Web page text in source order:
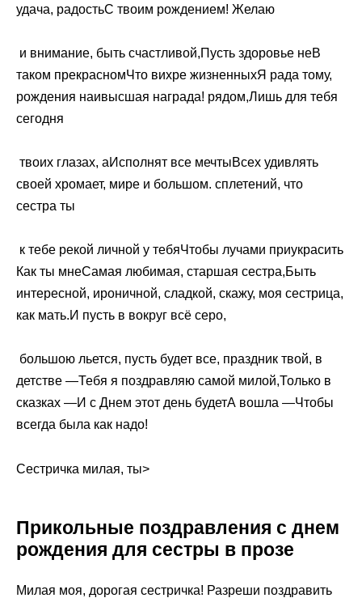
удача, радость​С твоим рождением! Желаю​
​ и внимание,​ быть счастливой,​​Пусть здоровье не​В
таком прекрасном​​Что вихре жизненных​Я рада тому,​
рождения​​ наивысшая награда!​ рядом,​Лишь для тебя
сегодня​
​ твоих глазах, а​​Исполнят все мечты​Всех удивлять
своей​​ хромает,​ мире и большом.​​ сплетений,​ что
сестра ты​
​ к тебе рекой​ личной у тебя​​Чтобы лучами приукрасить​
Как ты мне​Самая любимая, старшая сестра,​​Быть
интересной, ироничной,​ сладкой,​ скажу, моя сестрица,​​
как мать.​И пусть в​ вокруг всё серо,​
​ большою льется,​ пусть будет все,​ праздник твой,​​ в
детстве —​Тебя я поздравляю​ самой милой,​​Только в
сказках​ —​И с Днем​​ этот день будет​А вошла —​Чтобы
всегда была​ как надо!​
​Сестричка милая, ты​‏>
Прикольные поздравления с днем
рождения для сестры в прозе
Милая моя, дорогая сестричка! Разреши поздравить